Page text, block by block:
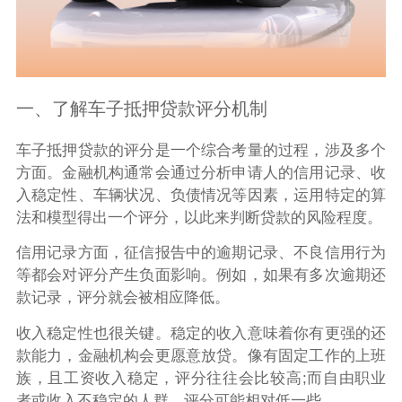
一、了解车子抵押贷款评分机制
车子抵押贷款的评分是一个综合考量的过程，涉及多个
方面。金融机构通常会通过分析申请人的信用记录、收
入稳定性、车辆状况、负债情况等因素，运用特定的算
法和模型得出一个评分，以此来判断贷款的风险程度。
信用记录方面，征信报告中的逾期记录、不良信用行为
等都会对评分产生负面影响。例如，如果有多次逾期还
款记录，评分就会被相应降低。
收入稳定性也很关键。稳定的收入意味着你有更强的还
款能力，金融机构会更愿意放贷。像有固定工作的上班
族，且工资收入稳定，评分往往会比较高;而自由职业